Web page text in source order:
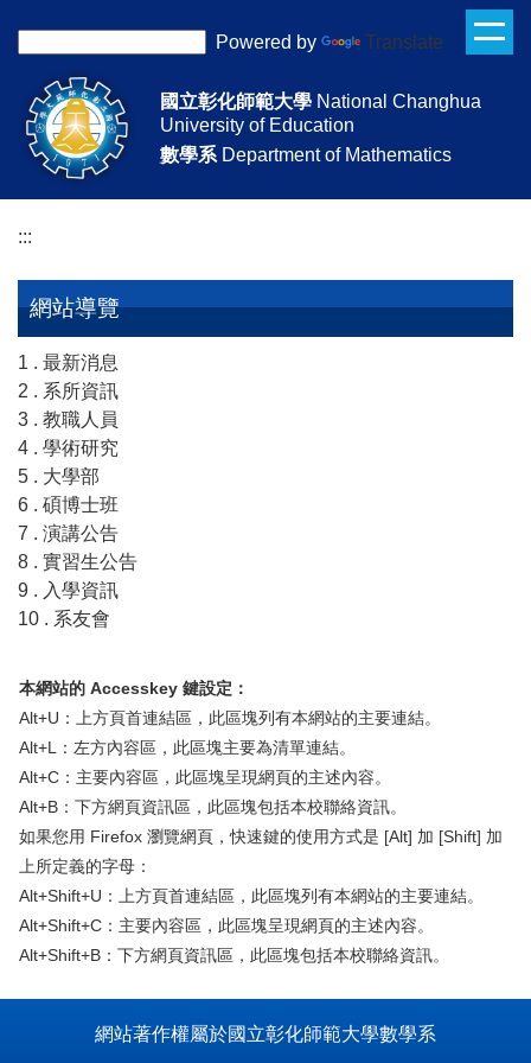
內
Powered by Translate
國立彰化師範大學 National Changhua
University of Education
數學系 Department of Mathematics
:::
網站導覽
1 . 最新消息
2 . 系所資訊
3 . 教職人員
4 . 學術研究
5 . 大學部
6 . 碩博士班
7 . 演講公告
8 . 實習生公告
9 . 入學資訊
10 . 系友會
本網站的 Accesskey 鍵設定：
Alt+U：上方頁首連結區，此區塊列有本網站的主要連結。
Alt+L：左方內容區，此區塊主要為清單連結。
Alt+C：主要內容區，此區塊呈現網頁的主述內容。
Alt+B：下方網頁資訊區，此區塊包括本校聯絡資訊。
如果您用 Firefox 瀏覽網頁，快速鍵的使用方式是 [Alt] 加 [Shift] 加
上所定義的字母：
Alt+Shift+U：上方頁首連結區，此區塊列有本網站的主要連結。
Alt+Shift+C：主要內容區，此區塊呈現網頁的主述內容。
Alt+Shift+B：下方網頁資訊區，此區塊包括本校聯絡資訊。
網站著作權屬於國立彰化師範大學數學系